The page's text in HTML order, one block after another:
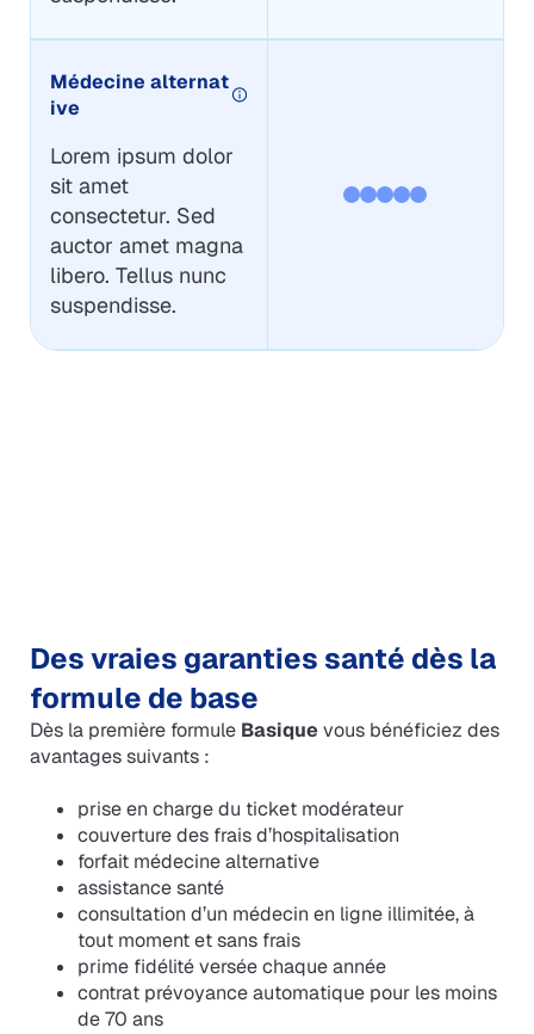
Médecine alternat
ive
Lorem ipsum dolor
sit amet
consectetur. Sed
auctor amet magna
libero. Tellus nunc
suspendisse.
Des vraies garanties santé dès la
formule de base
Dès la première formule Basiquevous bénéficiez des
avantages suivants :
prise en charge du ticket modérateur
couverture des frais d’hospitalisation
forfait médecine alternative
assistance santé
consultation d’un médecin en ligne illimitée, à
tout moment et sans frais
prime fidélité versée chaque année
contrat prévoyance automatique pour les moins
de 70 ans